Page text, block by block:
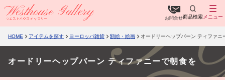
お問合せ商品検索 メニュー
HOME アイテムを探す ヨーロッパ雑貨 額絵・絵画 オードリーヘップバーン ティファニ
オードリーヘップバーン ティファニーで朝食を